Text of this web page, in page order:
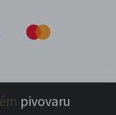
pivovaru